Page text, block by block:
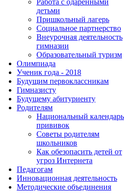
Работа с одаренными
детьми
Пришкольный лагерь
Социальное партнерство
Внеурочная деятельность
гимназии
Образовательный туризм
Олимпиада
Ученик года - 2018
Будущим первоклассникам
Гимназисту
Будущему абитуриенту
Родителям
Национальный календарь
прививок
Советы родителям
школьников
Как обезопасить детей от
угроз Интернета
Педагогам
Инновационная деятельность
Методические объединения